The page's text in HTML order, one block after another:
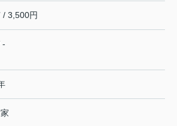
/ 3,500円
-